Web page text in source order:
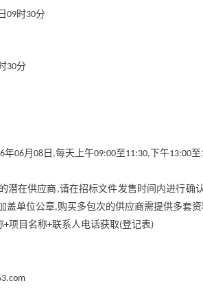
09时30分
30分
年06月 08日 ,每天上午09:00至11:30,下午13:00至
潜在供应商,请在招标文件发售时间内进行确认
盖单位公章,购买多包次的供应商需提供多套资
+项目名称+联系人电话获取(登记表)